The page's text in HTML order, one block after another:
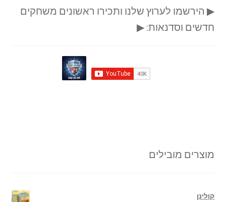
▶ הירשמו לערוץ שלנו ותכירו ראשונים משחקים
חדשים וסדנאות: ▶
מוצרים מובילים
קולינן